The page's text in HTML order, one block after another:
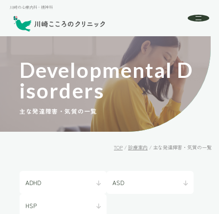
川崎の心療内科・精神科
Developmental D
Isorders
主な発達障害・気質の一覧
TOP / 診療案内 / 主な発達障害・気質の一覧
ADHD ASD
HSP
川崎の心療内科・精神科
About 川崎こころのクリニックとは
初めての方へ
診療案内
ドクター紹介
アクセス